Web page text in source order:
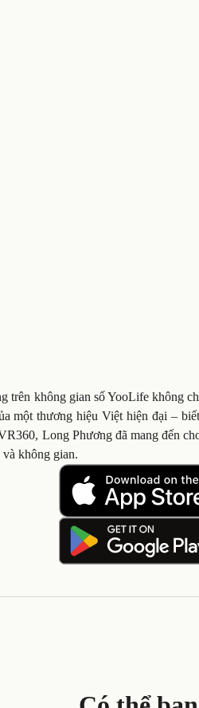
trên không gian số YooLife không
một thương hiệu Việt hiện đại –
Long Phương đã mang đến
không gian.